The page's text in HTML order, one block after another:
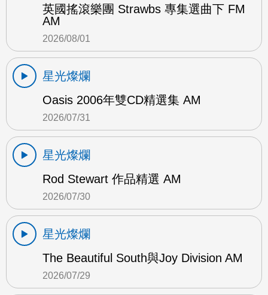
英國搖滾樂團 Strawbs 專集選曲下 FM
AM
2026/08/01
星光燦爛
Oasis 2006年雙CD精選集 AM
2026/07/31
星光燦爛
Rod Stewart 作品精選 AM
2026/07/30
星光燦爛
The Beautiful South與Joy Division AM
2026/07/29